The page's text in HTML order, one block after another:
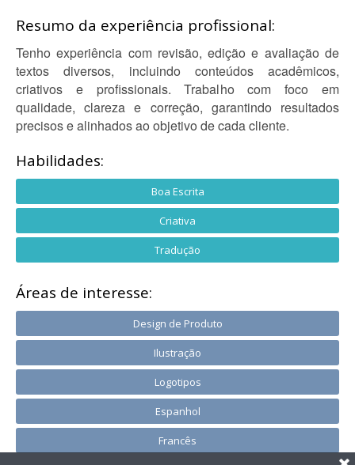
Resumo da experiência profissional:
Tenho experiência com revisão, edição e avaliação de
textos diversos, incluindo conteúdos acadêmicos,
criativos e profissionais. Trabalho com foco em
qualidade, clareza e correção, garantindo resultados
precisos e alinhados ao objetivo de cada cliente.
Habilidades:
Boa Escrita
Criativa
Tradução
Áreas de interesse:
Design de Produto
Ilustração
Logotipos
Espanhol
Francês